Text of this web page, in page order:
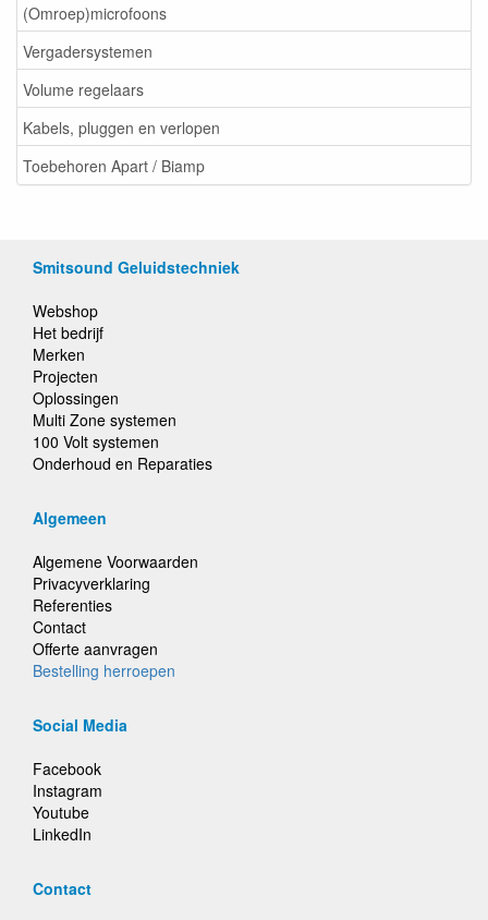
(Omroep)microfoons
Vergadersystemen
Volume regelaars
Kabels, pluggen en verlopen
Toebehoren Apart / Biamp
Smitsound Geluidstechniek
Webshop
Het bedrijf
Merken
Projecten
Oplossingen
Multi Zone systemen
100 Volt systemen
Onderhoud en Reparaties
Algemeen
Algemene Voorwaarden
Privacyverklaring
Referenties
Contact
Offerte aanvragen
Bestelling herroepen
Social Media
Facebook
Instagram
Youtube
LinkedIn
Contact